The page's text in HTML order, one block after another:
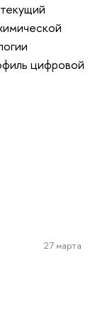
цифровой
27 марта